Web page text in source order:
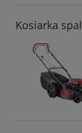
Kosiarka